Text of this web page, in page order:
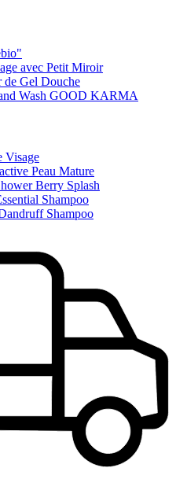
avec Petit Miroir
Gel Douche
Wash GOOD KARMA
Visage
Peau Mature
Berry Splash
Shampoo
Shampoo